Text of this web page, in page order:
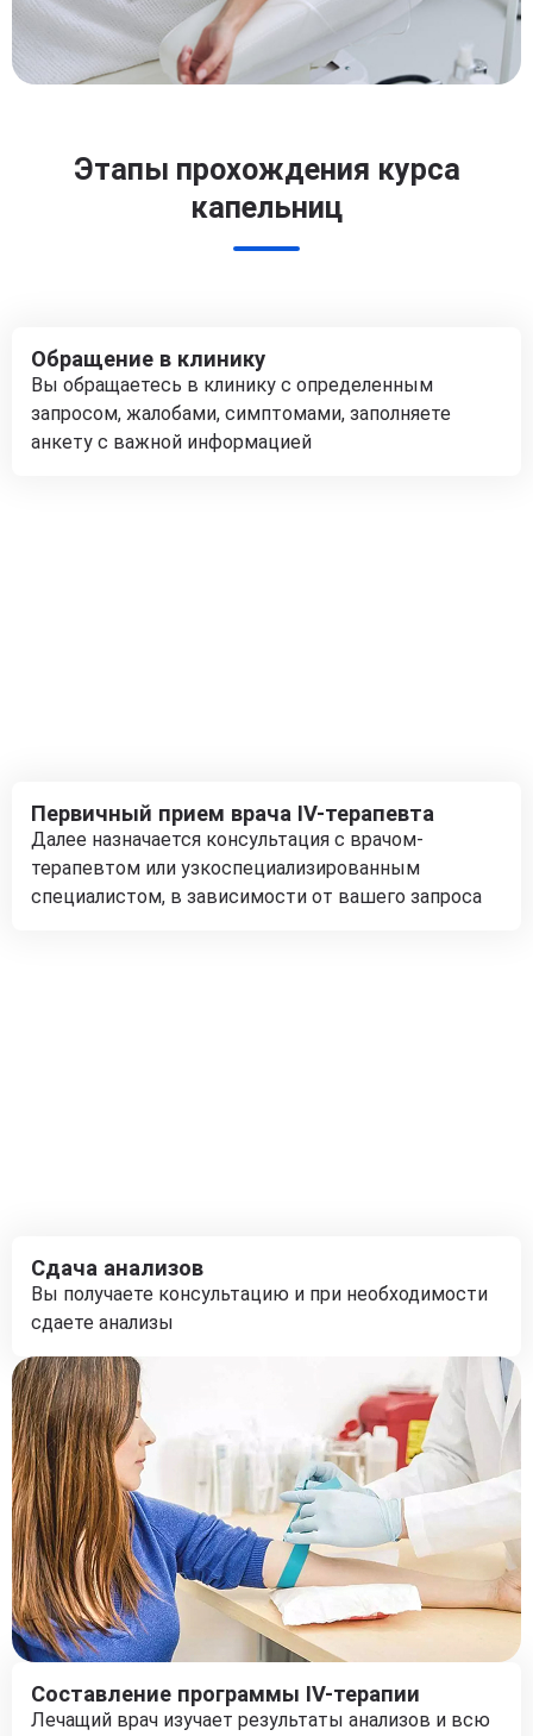
Этапы прохождения курса
капельниц
Обращение в клинику
Вы обращаетесь в клинику с определенным
запросом, жалобами, симптомами, заполняете
анкету с важной информацией
Первичный прием врача IV-терапевта
Далее назначается консультация с врачом-
терапевтом или узкоспециализированным
специалистом, в зависимости от вашего запроса
Сдача анализов
Вы получаете консультацию и при необходимости
сдаете анализы
Составление программы IV-терапии
Лечащий врач изучает результаты анализов и всю